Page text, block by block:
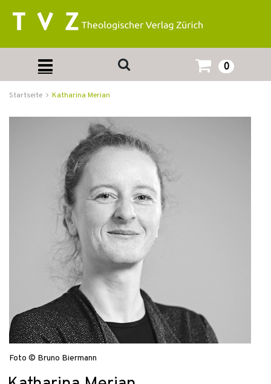
0
Startseite Katharina Merian
Foto © Bruno Biermann